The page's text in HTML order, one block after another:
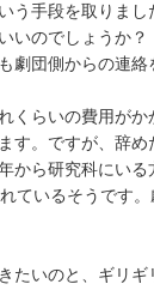
う手段を取りまし
いのでしょうか？
団側からの連絡
くらいの費用が
す。ですが、辞
から研究科にい
ているそうです
たいのと、ギリ